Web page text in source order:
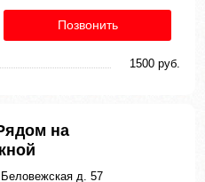
Позвонить
1500 руб.
на
д. 57